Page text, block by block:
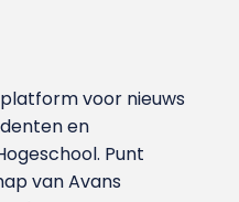
voor nieuws
en
Punt
van Avans